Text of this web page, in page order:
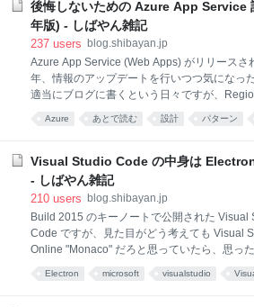
す。完成図はこんな感じです。 今回は
理が中心です。jQuery を使っているので追加
さいね。 $(function () { var uploadFiles =
FormData(); // ファイル情報を追加する for (var
< files.length; i++) { fd.append(
後悔しないための Azure App Service
年版) - しばやん雑記
237 users blog.shibayan.jp
Azure App Service (Web Apps) がリリースさ
年、情報のアップデートを行いつつ気になっ
適当にブログに書くという日々ですが、
VNET Integration や Service Endpoins が使え
なって設計に大きな変化が出るようになった
多いのですが、App Service をこれから使い
という場合に、失敗しない構成を共有したい
ほしいという意図もあります。多いですが中身
る FTP / Web Deploy をオフにする Always on
化する ARR affinity をオフにする HTTP/2 の有
検討する Health Checks の
Azure あとで読む 設計 パターン
Visual Studio Code の中身は
- しばやん雑記
210 users blog.shibayan.jp
Build 2015 のキーノートで公開された Visual
Code ですが、見た目がどう考えても Visual
Online "Monaco" だろと思っていたら、思っ
Electron microsoft visualstudio